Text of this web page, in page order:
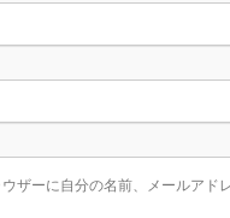
ザーに自分の名前、メールアド